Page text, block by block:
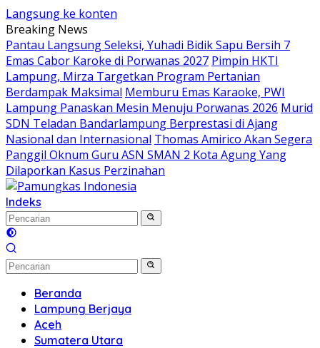
Langsung ke konten
Breaking News
Pantau Langsung Seleksi, Yuhadi Bidik Sapu Bersih 7
Emas Cabor Karoke di Porwanas 2027 Pimpin HKTI
Lampung, Mirza Targetkan Program Pertanian
Berdampak Maksimal Memburu Emas Karaoke, PWI
Lampung Panaskan Mesin Menuju Porwanas 2026 Murid
SDN Teladan Bandarlampung Berprestasi di Ajang
Nasional dan Internasional Thomas Amirico Akan Segera
Panggil Oknum Guru ASN SMAN 2 Kota Agung Yang
Dilaporkan Kasus Perzinahan
Indeks
Beranda
Lampung Berjaya
Aceh
Sumatera Utara